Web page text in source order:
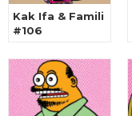
Kak Ifa & Famili
#106